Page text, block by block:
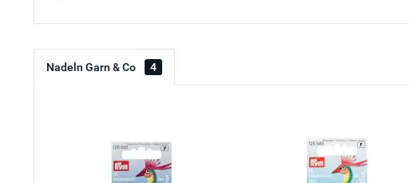
Nadeln Garn & Co 4